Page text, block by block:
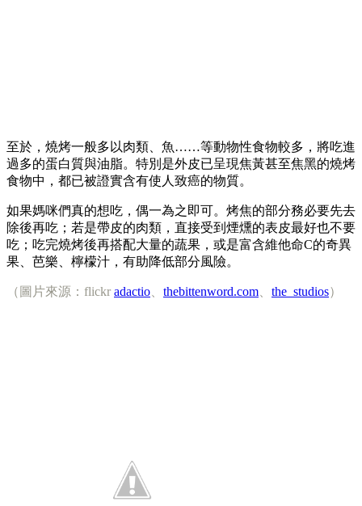
至於，燒烤一般多以肉類、魚……等動物性食物較多，將吃進
過多的蛋白質與油脂。特別是外皮已呈現焦黃甚至焦黑的燒烤
食物中，都已被證實含有使人致癌的物質。
如果媽咪們真的想吃，偶一為之即可。烤焦的部分務必要先去
除後再吃；若是帶皮的肉類，直接受到煙燻的表皮最好也不要
吃；吃完燒烤後再搭配大量的蔬果，或是富含維他命C的奇異
果、芭樂、檸檬汁，有助降低部分風險。
（圖片來源：flickr adactio、 thebittenword.com、 the_studios）